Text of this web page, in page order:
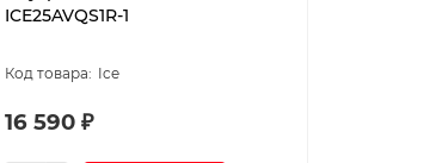
ICE25AVQS1R-1
Ice
16 590 ₽